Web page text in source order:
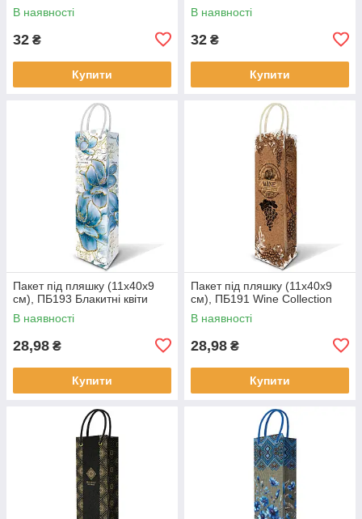
В наявності
32 ₴
Купити
В наявності
32 ₴
Купити
Пакет під пляшку (11х40х9
см), ПБ193 Блакитні квіти
В наявності
28,98 ₴
Купити
Пакет під пляшку (11х40х9
см), ПБ191 Wine Collection
В наявності
28,98 ₴
Купити